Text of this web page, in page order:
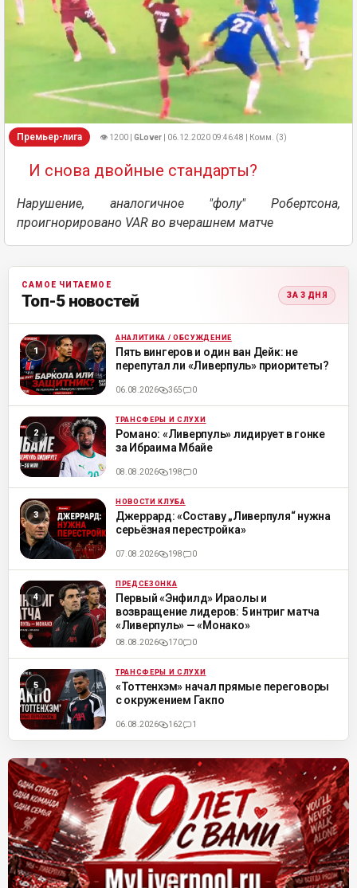
Премьер-лига 👁 1200 | GLover | 06.12.2020 09:46:48 | Комм. (3)
И снова двойные стандарты?
Нарушение, аналогичное "фолу" Робертсона,
проигнорировано VAR во вчерашнем матче
САМОЕ ЧИТАЕМОЕ
Топ-5 новостей ЗА 3 ДНЯ
ML АНАЛИТИКА / ОБСУЖДЕНИЕ
Пять вингеров и один ван Дейк: не
перепутал ли «Ливерпуль» приоритеты?
06.08.2026 365 0
ML ТРАНСФЕРЫ И СЛУХИ
Романо: «Ливерпуль» лидирует в гонке
за Ибраима Мбайе
08.08.2026 198 0
ML НОВОСТИ КЛУБА
Джеррард: «Составу „Ливерпуля“ нужна
серьёзная перестройка»
07.08.2026 198 0
ML ПРЕДСЕЗОНКА
Первый «Энфилд» Ираолы и
возвращение лидеров: 5 интриг матча
«Ливерпуль» — «Монако»
08.08.2026 170 0
ML ТРАНСФЕРЫ И СЛУХИ
«Тоттенхэм» начал прямые переговоры
с окружением Гакпо
06.08.2026 162 1